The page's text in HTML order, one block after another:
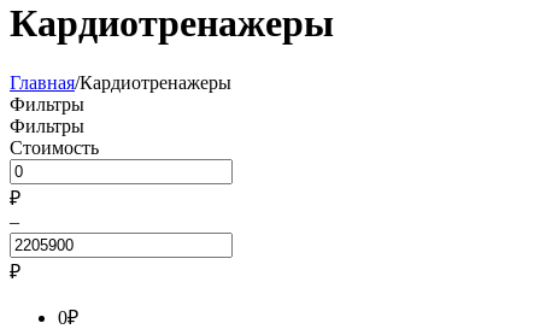
Кардиотренажеры
Главная/Кардиотренажеры
Фильтры
Фильтры
Стоимость
₽
–
₽
0₽